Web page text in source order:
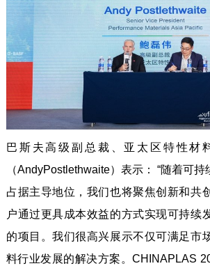
巴斯夫高级副总裁、亚太区特性材
（AndyPostlethwaite）表示： “随着可
占据主导地位，我们也将聚焦创新和共
户通过更具成本效益的方式实现可持续
的项目。我们很高兴展示不仅可满足市
料行业发展的解决方案。CHINAPLAS